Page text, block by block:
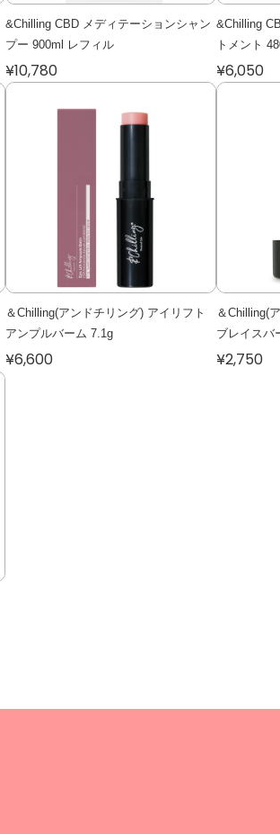
&Chilling CBD メディテーションシャン
プー 900ml レフィル
¥10,780
&Chilling
トメント
¥6,050
＆Chilling(アンドチリング) アイリフト
アンプルバーム 7.1g
¥6,600
＆Chilling(
ブレイスバ
¥2,750